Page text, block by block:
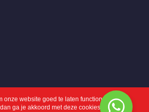
onze website goed te laten functioneren.
ga je akkoord met deze cookies.
Meer